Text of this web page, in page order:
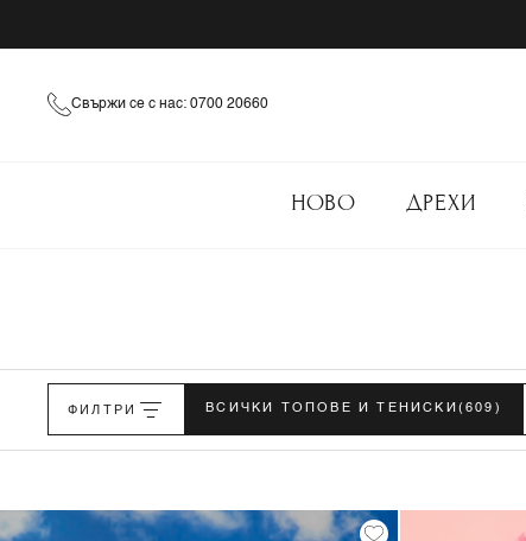
Свържи се с нас: 0700 20660
НОВО ДРЕХИ
ФИЛТРИ ВСИЧКИ ТОПОВЕ И ТЕНИСКИ(609)